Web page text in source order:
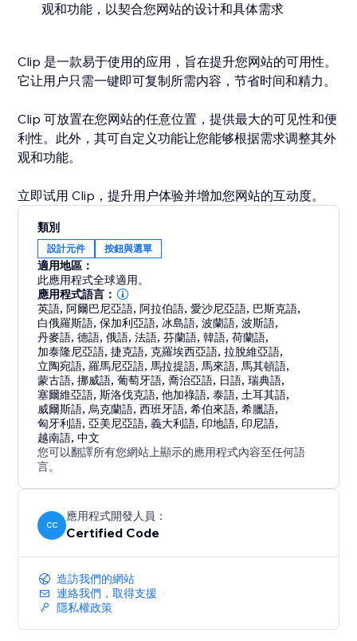
观和功能，以契合您网站的设计和具体需求
Clip 是一款易于使用的应用，旨在提升您网站的可用性。
它让用户只需一键即可复制所需内容，节省时间和精力。
Clip 可放置在您网站的任意位置，提供最大的可见性和便
利性。此外，其可自定义功能让您能够根据需求调整其外
观和功能。
立即试用 Clip，提升用户体验并增加您网站的互动度。
類別
設計元件 按鈕與選單
適用地區：
此應用程式全球適用。
應用程式語言：
英語,阿爾巴尼亞語,阿拉伯語,愛沙尼亞語, 巴斯克語,
白俄羅斯語,保加利亞語, 冰島語,波蘭語,波斯語,
丹麥語,德語,俄語,法語,芬蘭語,韓語,荷蘭語,
加泰隆尼亞語,捷克語,克羅埃西亞語,拉脫維亞語,
立陶宛語,羅馬尼亞語, 馬拉提語, 馬來語, 馬其頓語,
蒙古語,挪威語,葡萄牙語,喬治亞語, 日語,瑞典語,
塞爾維亞語,斯洛伐克語,他加祿語,泰語, 土耳其語,
威爾斯語, 烏克蘭語,西班牙語,希伯來語,希臘語,
匈牙利語,亞美尼亞語,義大利語, 印地語, 印尼語,
越南語,中文
您可以翻譯所有您網站上顯示的應用程式內容至任何語
言。
CC
應用程式開發人員：
Certified Code
造訪我們的網站
連絡我們，取得支援
隱私權政策